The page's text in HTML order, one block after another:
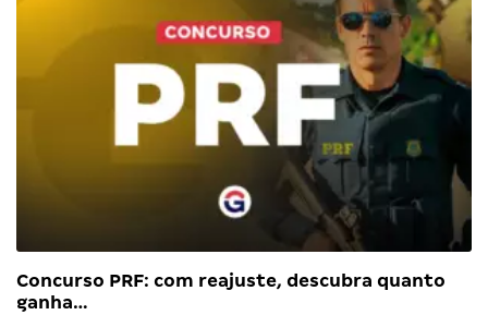
Concurso PRF: com reajuste, descubra quanto
ganha…